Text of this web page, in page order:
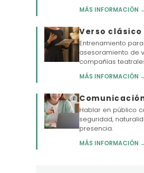
MÁS INFORMACIÓN
Verso clásico
Entrenamiento
asesoramiento de
compañías
MÁS INFORMACIÓN
Hablar en público
seguridad,
presencia.
MÁS INFORMACIÓN